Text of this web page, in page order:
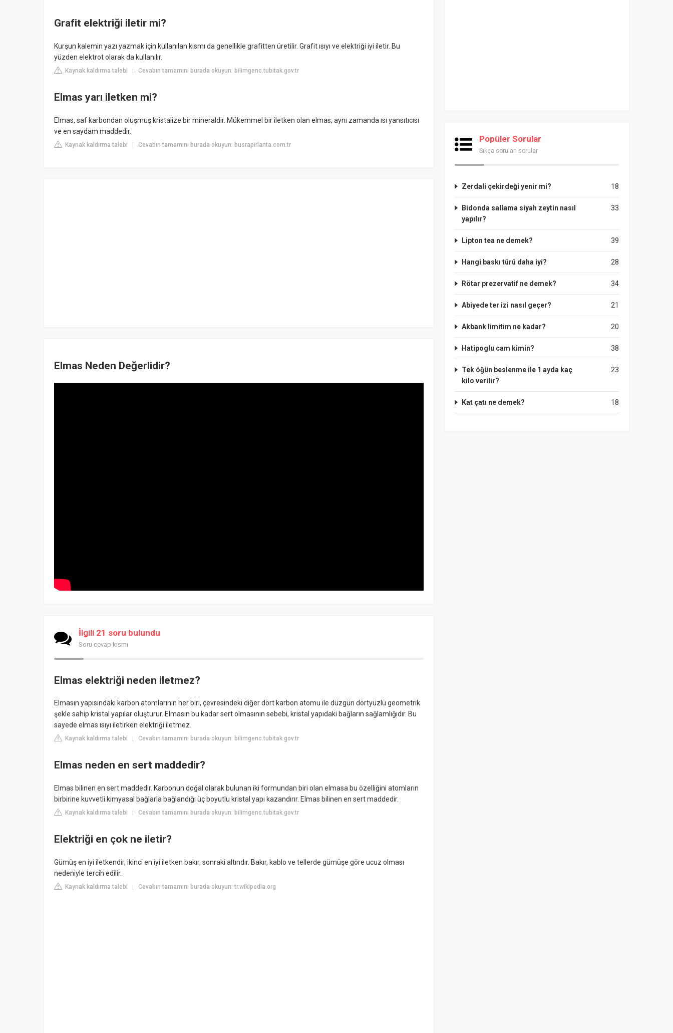
Grafit elektriği iletir mi?
Kurşun kalemin yazı yazmak için kullanılan kısmı da genellikle grafitten üretilir. Grafit ısıyı ve elektriği iyi iletir. Bu
yüzden elektrot olarak da kullanılır.
Kaynak kaldırma talebi | Cevabın tamamını burada okuyun: bilimgenc.tubitak.gov.tr
Elmas yarı iletken mi?
Elmas, saf karbondan oluşmuş kristalize bir mineraldir. Mükemmel bir iletken olan elmas, aynı zamanda ısı yansıtıcısı
ve en saydam maddedir.
Kaynak kaldırma talebi | Cevabın tamamını burada okuyun: busrapirlanta.com.tr
Elmas Neden Değerlidir?
İlgili 21 soru bulundu
Soru cevap kısmı
Elmas elektriği neden iletmez?
Elmasın yapısındaki karbon atomlarının her biri, çevresindeki diğer dört karbon atomu ile düzgün dörtyüzlü geometrik
şekle sahip kristal yapılar oluşturur. Elmasın bu kadar sert olmasının sebebi, kristal yapıdaki bağların sağlamlığıdır. Bu
sayede elmas ısıyı iletirken elektriği iletmez.
Kaynak kaldırma talebi | Cevabın tamamını burada okuyun: bilimgenc.tubitak.gov.tr
Elmas neden en sert maddedir?
Elmas bilinen en sert maddedir. Karbonun doğal olarak bulunan iki formundan biri olan elmasa bu özelliğini atomların
birbirine kuvvetli kimyasal bağlarla bağlandığı üç boyutlu kristal yapı kazandırır. Elmas bilinen en sert maddedir.
Kaynak kaldırma talebi | Cevabın tamamını burada okuyun: bilimgenc.tubitak.gov.tr
Elektriği en çok ne iletir?
Gümüş en iyi iletkendir, ikinci en iyi iletken bakır, sonraki altındır. Bakır, kablo ve tellerde gümüşe göre ucuz olması
nedeniyle tercih edilir.
Kaynak kaldırma talebi | Cevabın tamamını burada okuyun: tr.wikipedia.org
Popüler Sorular
Sıkça sorulan sorular
18
Zerdali çekirdeği yenir mi?
33
Bidonda sallama siyah zeytin nasıl
yapılır?
39
Lipton tea ne demek?
28
Hangi baskı türü daha iyi?
34
Rötar prezervatif ne demek?
21
Abiyede ter izi nasıl geçer?
20
Akbank limitim ne kadar?
38
Hatipoglu cam kimin?
23
Tek öğün beslenme ile 1 ayda kaç
kilo verilir?
18
Kat çatı ne demek?